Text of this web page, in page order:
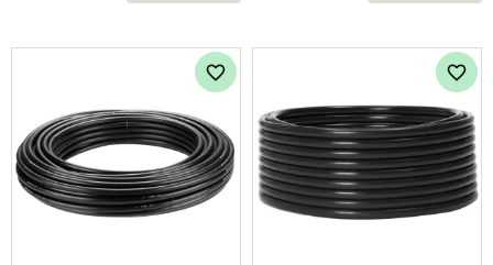
Lägg till i favoriter